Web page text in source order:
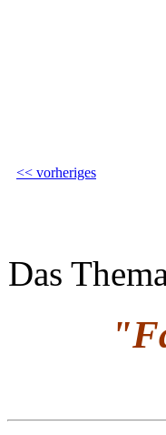
<< vorheriges
Das